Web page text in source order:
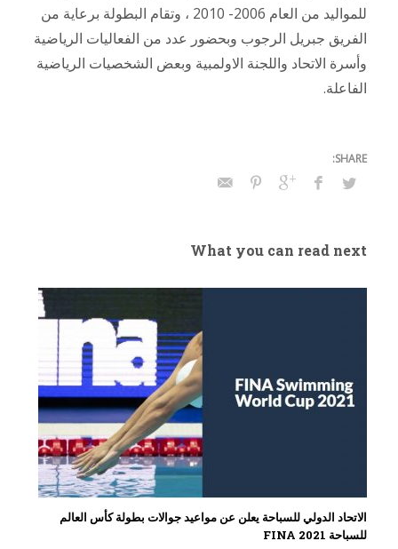
للمواليد من العام 2006- 2010 ، وتقام البطولة برعاية من
الفريق جبريل الرجوب وبحضور عدد من الفعاليات الرياضية
وأسرة الاتحاد واللجنة الاولمبية وبعض الشخصيات الرياضية
الفاعلة.
What you can read next
الاتحاد الدولي للسباحة يعلن عن مواعيد جوالات بطولة كأس العالم
للسباحة FINA 2021